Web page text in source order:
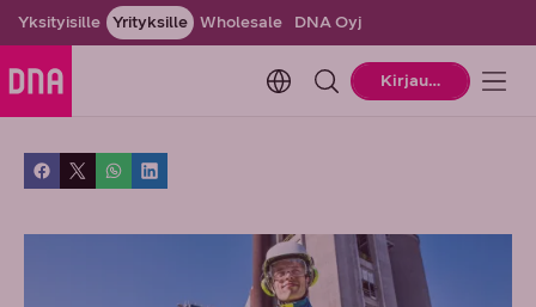
Yksityisille Yrityksille Wholesale DNA Oyj
Change language. Current
Kirjaudu